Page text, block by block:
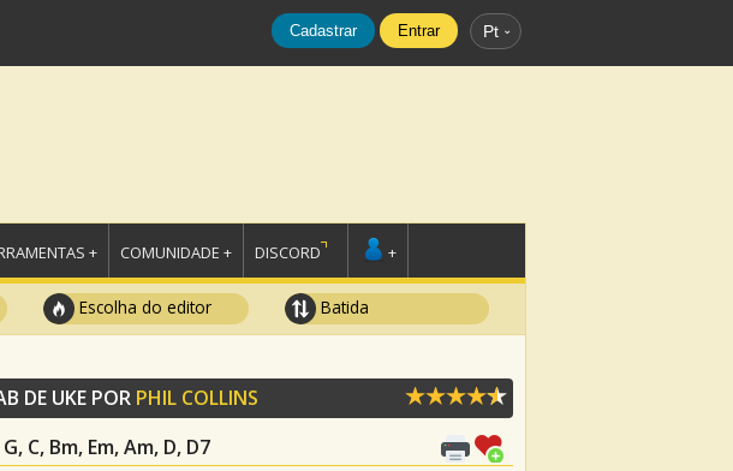
Cadastrar Entrar Pt
+ COMUNIDADE + DISCORD +
Escolha do editor Batida
DE UKE POR PHIL COLLINS
G, C, Bm, Em, Am, D, D7